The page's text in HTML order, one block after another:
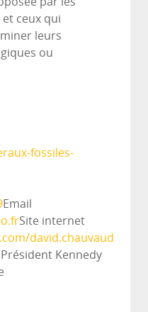
ceux qui
leurs
ou
fossiles-
Email
Site internet
david.chauvaud
Kennedy